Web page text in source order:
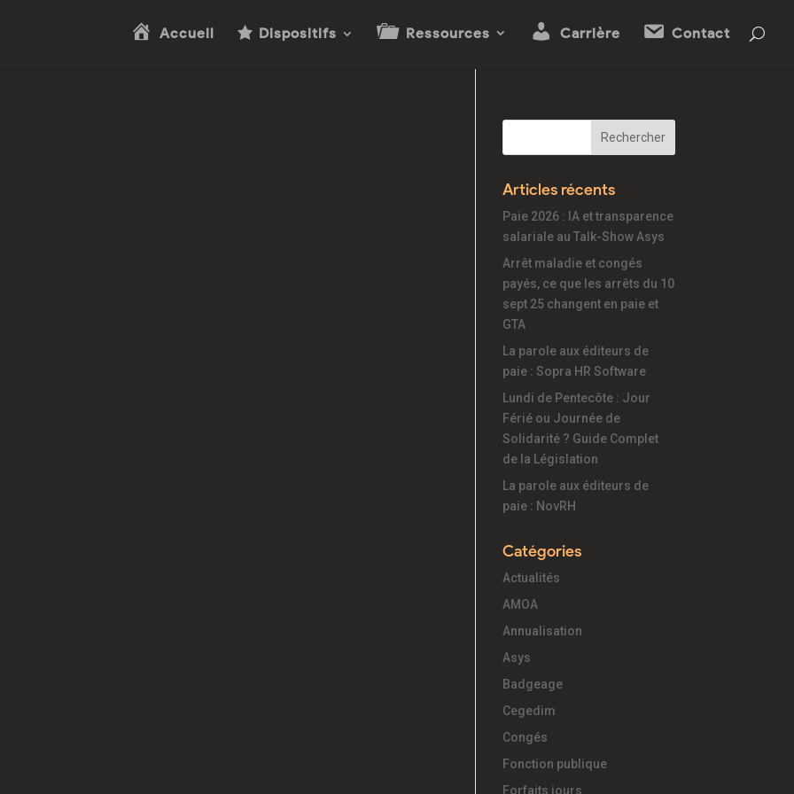
Accueil Dispositifs Ressources Carrière Contact
Articles récents
Paie 2026 : IA et transparence
salariale au Talk-Show Asys
Arrêt maladie et congés
payés, ce que les arrêts du 10
sept 25 changent en paie et
GTA
La parole aux éditeurs de
paie : Sopra HR Software
Lundi de Pentecôte : Jour
Férié ou Journée de
Solidarité ? Guide Complet
de la Législation
La parole aux éditeurs de
paie : NovRH
Catégories
Actualités
AMOA
Annualisation
Asys
Badgeage
Cegedim
Congés
Fonction publique
Forfaits jours